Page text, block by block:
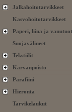
Jalkahoitotarvikkeet
Kasvohoitotarvikkeet
Paperi, liina ja
Suojavälineet
Tekstiilit
Karvanpoisto
Parafiini
Hieronta
Tarvikelaukut